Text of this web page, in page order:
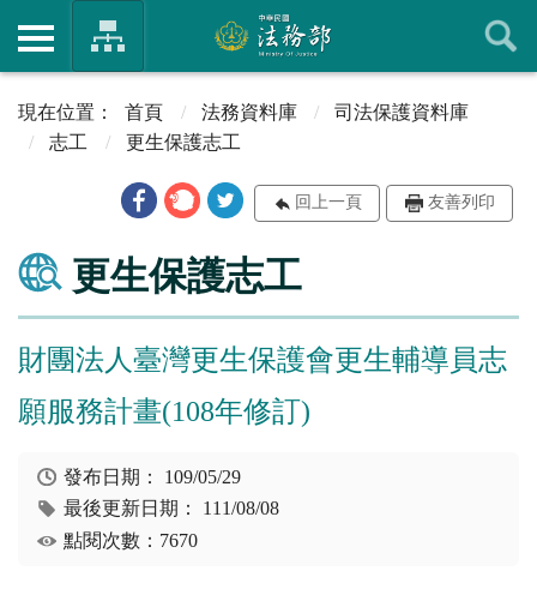
首頁 法務資料庫
司法保護資料庫
志工
更生保護志工
回上一頁 友善列印
更生保護志工
財團法人臺灣更生保護會更生輔導員志
願服務計畫(108年修訂)
發布日期： 109/05/29
最後更新日期： 111/08/08
點閱次數：7670